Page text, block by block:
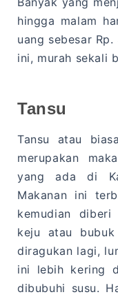
hingga malam
uang sebesar
ini, murah sekali
Tansu
Tansu atau
merupakan
yang ada di
Makanan ini
kemudian
keju atau
diragukan lagi,
ini lebih kering
dibubuhi susu.